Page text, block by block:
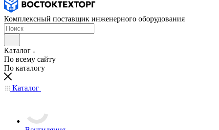
Комплексный поставщик инженерного оборудования
Каталог
По всему сайту
По каталогу
Каталог